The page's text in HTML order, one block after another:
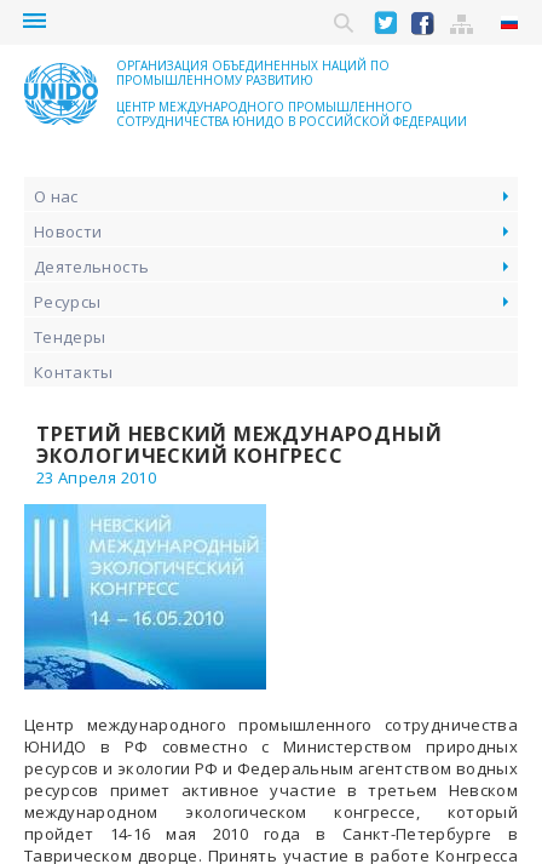
ОРГАНИЗАЦИЯ ОБЪЕДИНЕННЫХ НАЦИЙ ПО
ПРОМЫШЛЕННОМУ РАЗВИТИЮ
ЦЕНТР МЕЖДУНАРОДНОГО ПРОМЫШЛЕННОГО
СОТРУДНИЧЕСТВА ЮНИДО В РОССИЙСКОЙ ФЕДЕРАЦИИ
О нас
Новости
Деятельность
Ресурсы
Тендеры
Контакты
ТРЕТИЙ НЕВСКИЙ МЕЖДУНАРОДНЫЙ
ЭКОЛОГИЧЕСКИЙ КОНГРЕСС
23 Апреля 2010
Центр международного промышленного сотрудничества
ЮНИДО в РФ совместно с Министерством природных
ресурсов и экологии РФ и Федеральным агентством водных
ресурсов примет активное участие в третьем Невском
международном экологическом конгрессе, который
пройдет 14-16 мая 2010 года в Санкт-Петербурге в
Таврическом дворце. Принять участие в работе Конгресса